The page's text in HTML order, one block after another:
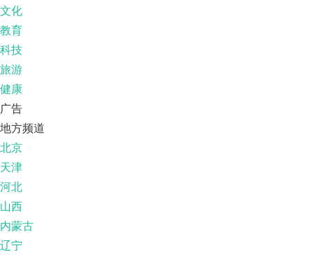
文化
教育
科技
旅游
健康
广告
地方频道
北京
天津
河北
山西
内蒙古
辽宁